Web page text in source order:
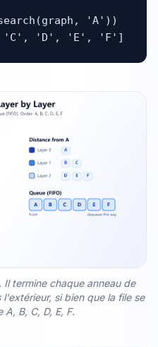
'A'))
'C', 'D', 'E', 'F']
termine chaque anneau de
si bien que la file se
B, C, D, E, F.